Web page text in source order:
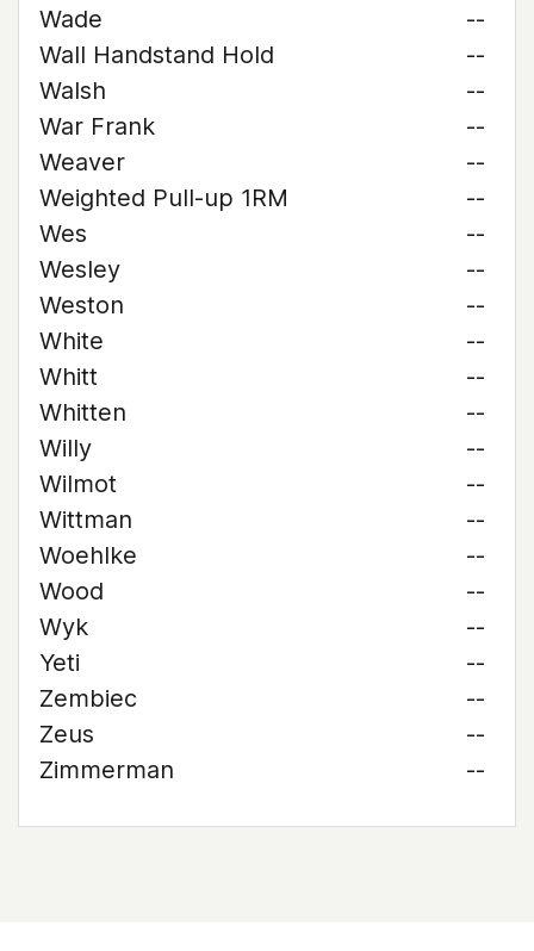
Wade
--
Wall Handstand Hold
--
Walsh
--
War Frank
--
Weaver
--
Weighted Pull-up 1RM
--
Wes
--
Wesley
--
Weston
--
White
--
Whitt
--
Whitten
--
Willy
--
Wilmot
--
Wittman
--
Woehlke
--
Wood
--
Wyk
--
Yeti
--
Zembiec
--
Zeus
--
Zimmerman
--